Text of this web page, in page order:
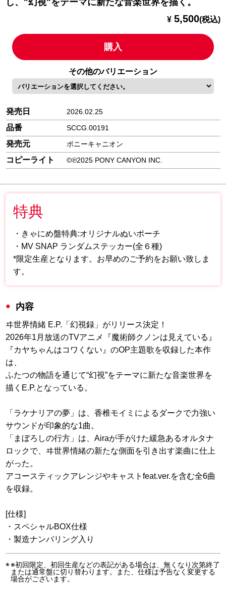
¥ 5,500(税込)
購入
その他のバリエーション
発売日 2026.02.25
品番 SCCG.00191
発売元 ポニーキャニオン
コピーライト ©℗2025 PONY CANYON INC.
特典
・きゃにめ盤特典:オリジナルぬいポーチ
・MV SNAP ランダムステッカー(全６種)
*限定生産となります。お早めのご予約をお願い致しま
す。
内容
ヰ世界情緒 E.P.「幻視録」がリリース決定！
2026年1月放送のTVアニメ『魔術師クノンは見えている』
『カヤちゃんはコワくない』のOP主題歌を収録した本作
は、
ふたつの物語を通じて“幻視”をテーマに新たな音楽世界を
描くE.P.となっている。
「ラケナリアの夢」は、香椎モイミによるダークで力強い
サウンドが印象的な1曲。
「まぼろしの行方」は、Airaが手がけた緩急あるオルタナ
ロックで、ヰ世界情緒の新たな側面を引き出す楽曲に仕上
がった。
アコースティックアレンジやキャストfeat.ver.を含む全6曲
を収録。
[仕様]
・スペシャルBOX仕様
・製造ナンバリング入り
※初回限定、初回生産などの表記がある場合は、無くなり次第終了
または通常盤に切り替わります。また、仕様は予告なく変更する
場合がございます。